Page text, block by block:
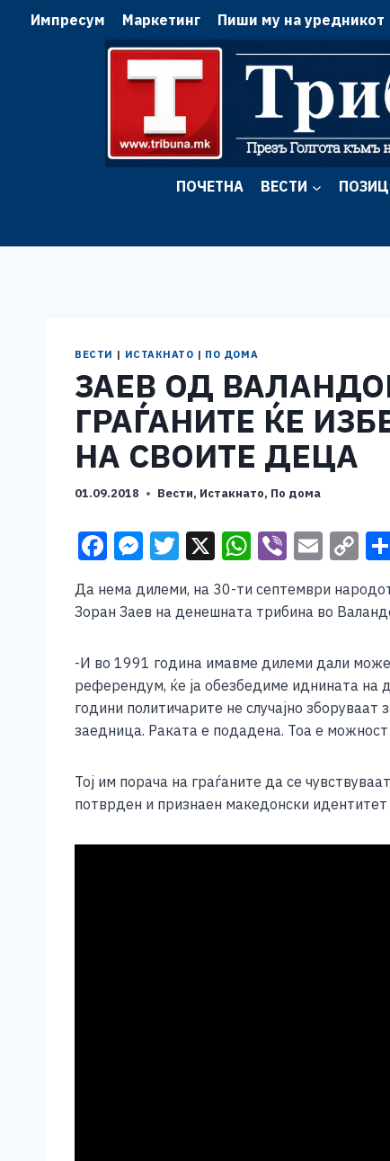
Импресум Маркетинг Пиши му на уредникот
ПОЧЕТНА ВЕСТИ
ВЕСТИ | ИСТАКНАТО | ПО ДОМА
ЗАЕВ ОД
ГРАЃАНИТЕ ЌЕ
НА СВОИТЕ ДЕЦА
01.09.2018 Вести, Истакнато, По дома
F
c
b
o
o
k
M
ss
n
g
er
T
tt
er
X W
at
A
p
p
Vi
er
E
ai
C
p
Li
n
k
Да нема дилеми, на 30-ти септември
Зоран Заев на денешната трибина во
-И во 1991 година имавме дилеми дали
референдум, ќе ја обезбедиме иднината на
години политичарите не случајно
заедница. Раката е подадена. Тоа е
Тој им порача на граѓаните да се
потврден и признаен македонски